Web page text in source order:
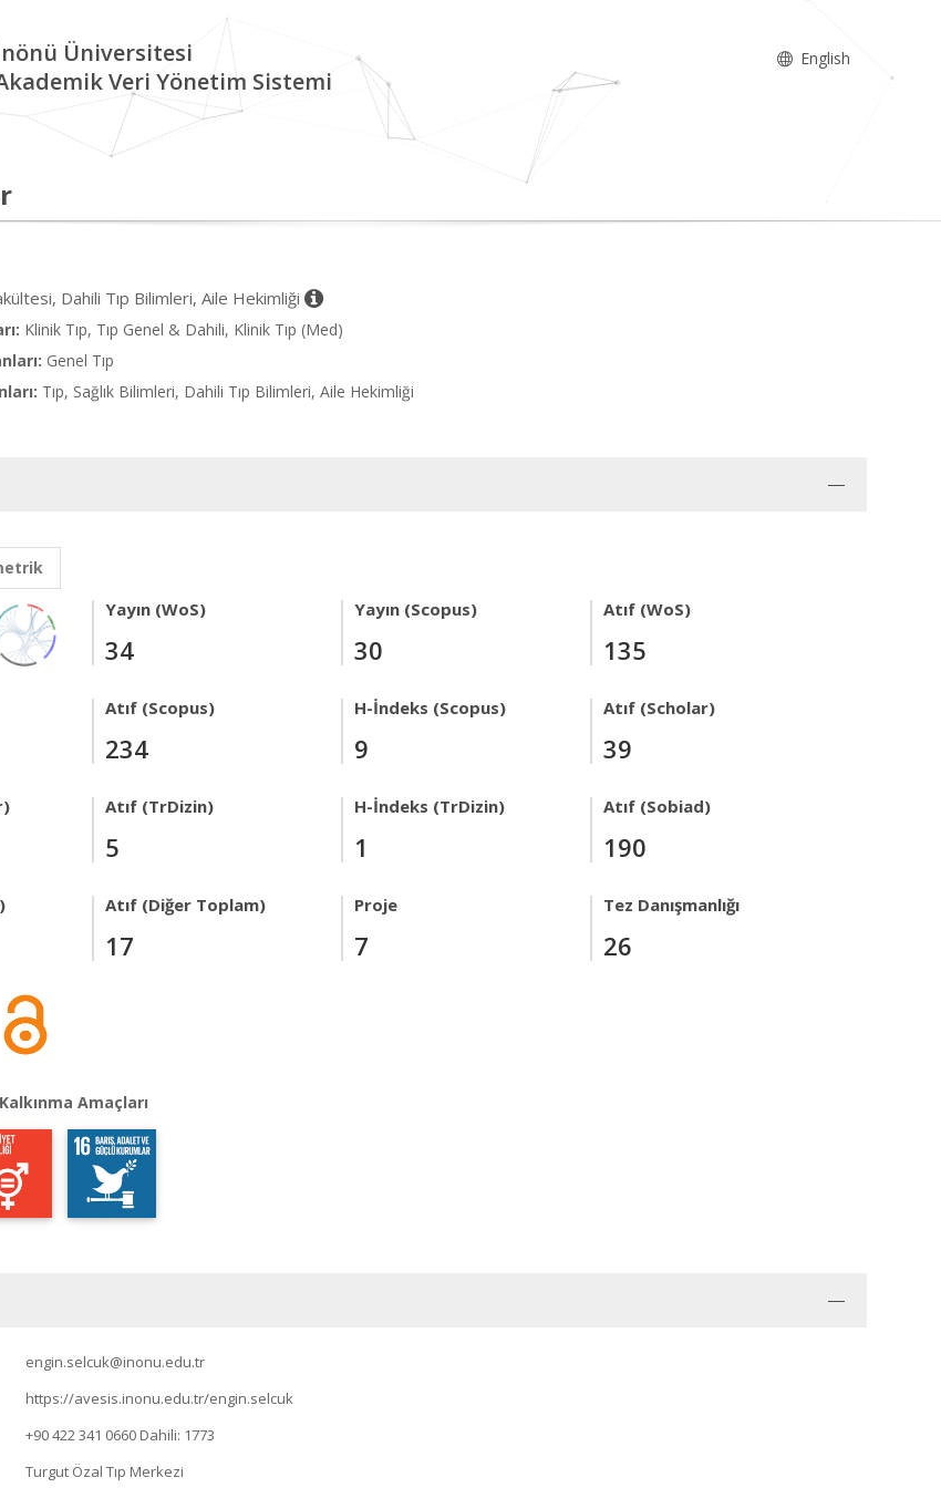
Üniversitesi
Veri Yönetim Sistemi
English
Dahili Tıp Bilimleri, Aile Hekimliği
Klinik Tıp, Tıp Genel & Dahili, Klinik Tıp (Med)
Genel Tıp
Tıp, Sağlık Bilimleri, Dahili Tıp Bilimleri, Aile Hekimliği
Yayın (WoS)
34
Yayın (Scopus)
30
Atıf (WoS)
135
Atıf (Scopus)
234
H-İndeks (Scopus)
9
Atıf (Scholar)
39
Atıf (TrDizin)
5
H-İndeks (TrDizin)
1
Atıf (Sobiad)
190
Atıf (Diğer Toplam)
17
Proje
7
Tez Danışmanlığı
26
Amaçları
engin.selcuk@inonu.edu.tr
https://avesis.inonu.edu.tr/engin.selcuk
+90 422 341 0660 Dahili: 1773
Turgut Özal Tıp Merkezi